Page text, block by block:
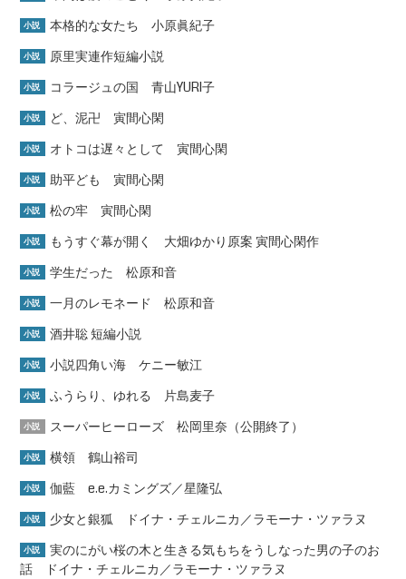
小説 本格的な女たち 小原眞紀子
小説 原里実連作短編小説
小説 コラージュの国 青山YURI子
小説 ど、泥卍 寅間心閑
小説 オトコは遅々として 寅間心閑
小説 助平ども 寅間心閑
小説 松の牢 寅間心閑
小説 もうすぐ幕が開く 大畑ゆかり原案 寅間心閑作
小説 学生だった 松原和音
小説 一月のレモネード 松原和音
小説 酒井聡 短編小説
小説 小説四角い海 ケニー敏江
小説 ふうらり、ゆれる 片島麦子
小説 スーパーヒーローズ 松岡里奈（公開終了）
小説 横領 鶴山裕司
小説 伽藍 e.e.カミングズ／星隆弘
小説 少女と銀狐 ドイナ・チェルニカ／ラモーナ・ツァラヌ
小説
実のにがい桜の木と生きる気もちをうしなった男の子のお
話 ドイナ・チェルニカ／ラモーナ・ツァラヌ